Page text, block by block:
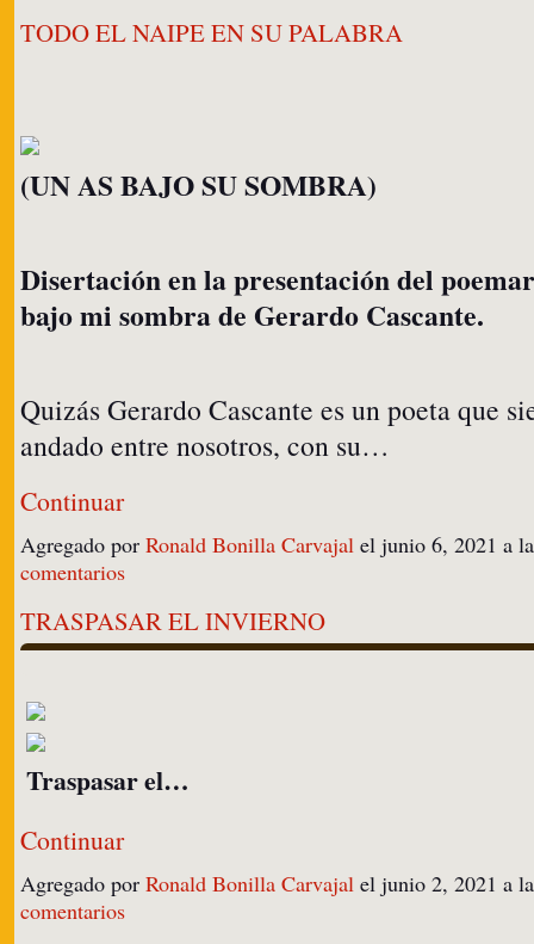
TODO EL NAIPE EN SU PALABRA
(UN AS BAJO SU SOMBRA)
Disertación en la presentación del
bajo mi sombra de Gerardo Cascante.
Quizás Gerardo Cascante es un poeta que
andado entre nosotros, con su…
Continuar
Agregado por Ronald Bonilla Carvajal el junio 6, 2021 a
comentarios
TRASPASAR EL INVIERNO
Traspasar el…
Continuar
Agregado por Ronald Bonilla Carvajal el junio 2, 2021 a
comentarios